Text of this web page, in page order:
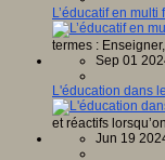
L’éducatif en multi
termes :
Sep 01
L'éducation dans
et réactifs
Jun 19